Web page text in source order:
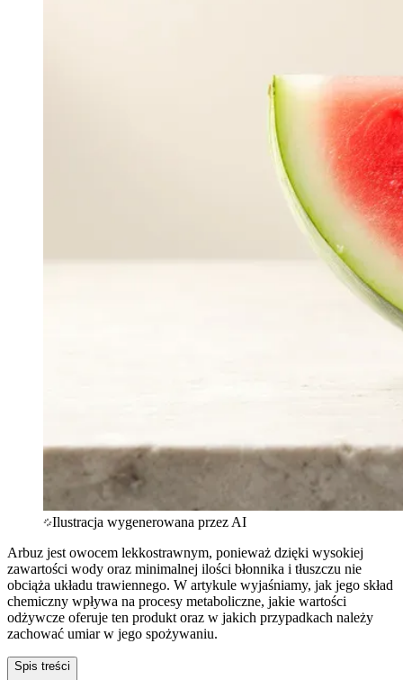
Ilustracja wygenerowana przez AI
Arbuz jest owocem lekkostrawnym, ponieważ dzięki wysokiej
zawartości wody oraz minimalnej ilości błonnika i tłuszczu nie
obciąża układu trawiennego. W artykule wyjaśniamy, jak jego skład
chemiczny wpływa na procesy metaboliczne, jakie wartości
odżywcze oferuje ten produkt oraz w jakich przypadkach należy
zachować umiar w jego spożywaniu.
Spis treści